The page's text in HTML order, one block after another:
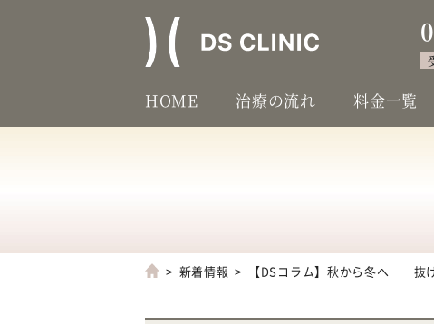
HOME 治療の流れ 料金一覧
新着情報 【DSコラム】秋から冬へ──抜